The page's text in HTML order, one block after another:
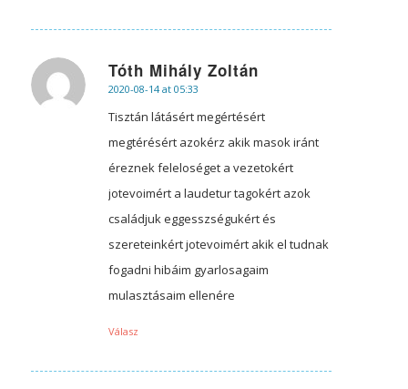
Tóth Mihály Zoltán
says:
2020-08-14 at 05:33
Tisztán látásért megértésért
megtérésért azokérz akik masok iránt
éreznek feleloséget a vezetokért
jotevoimért a laudetur tagokért azok
családjuk eggesszségukért és
szereteinkért jotevoimért akik el tudnak
fogadni hibáim gyarlosagaim
mulasztásaim ellenére
Válasz